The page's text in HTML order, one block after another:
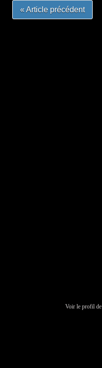
« Article précédent
Voir le profil de